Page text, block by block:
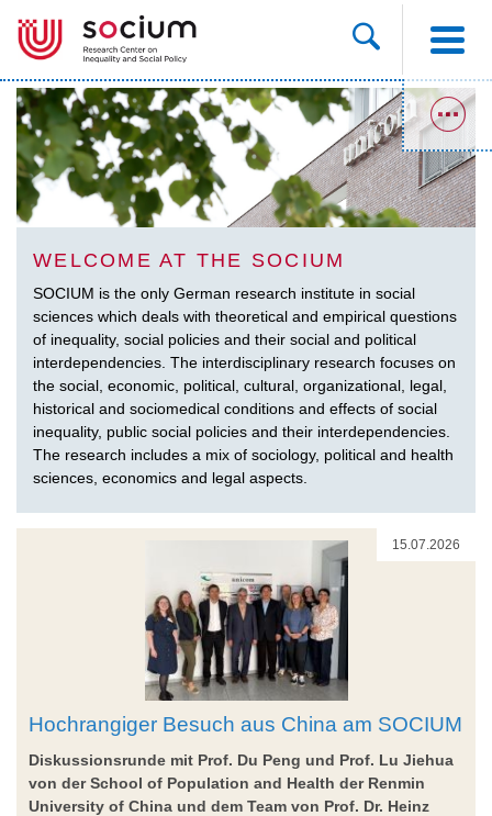
WELCOME AT THE SOCIUM
SOCIUM is the only German research institute in social
sciences which deals with theoretical and empirical questions
of inequality, social policies and their social and political
interdependencies. The interdisciplinary research focuses on
the social, economic, political, cultural, organizational, legal,
historical and sociomedical conditions and effects of social
inequality, public social policies and their interdependencies.
The research includes a mix of sociology, political and health
sciences, economics and legal aspects.
15.07.2026
Hochrangiger Besuch aus China am SOCIUM
Diskussionsrunde mit Prof. Du Peng und Prof. Lu Jiehua
von der School of Population and Health der Renmin
University of China und dem Team von Prof. Dr. Heinz